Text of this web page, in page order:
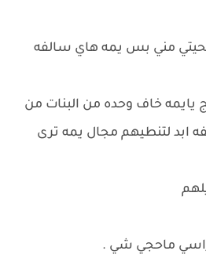
مني بس يمه هاي سالفه
يايمه خاف وحده من البنات من
ابد لتنطيهم مجال يمه ترى
ماحجي شي .